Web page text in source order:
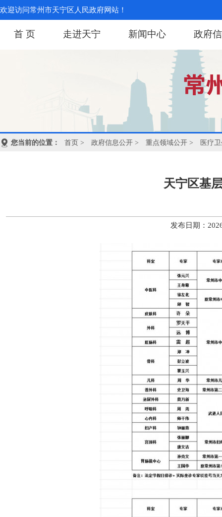
欢迎访问常州市天宁区人民政府网站！
首 页 走进天宁 新闻中心 政府
您当前的位置： 首页 > 政府信息公开 > 重点领域公开 > 医疗
天宁区基
发布日期：